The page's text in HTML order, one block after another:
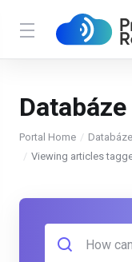
Portal Home
Viewing articles